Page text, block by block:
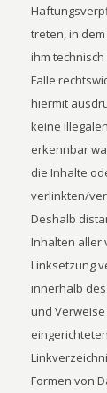
treten, in
ihm
Falle
hiermit
keine
erkennbar
die Inhalte
verlinkten/
Deshalb
Inhalten aller
Linksetzung
innerhalb
und
Formen von